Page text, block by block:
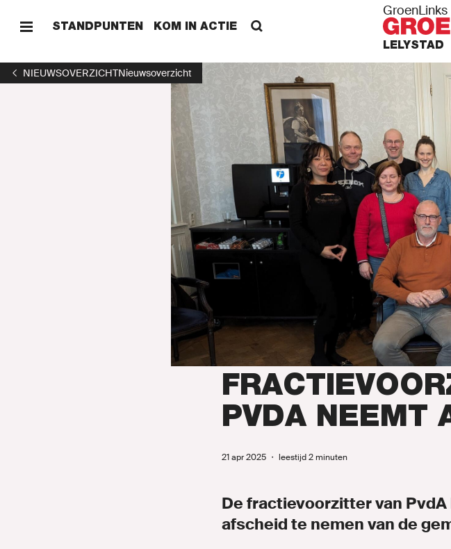
STANDPUNTEN KOM IN ACTIE
GroenLinks
LELYSTAD
NIEUWSOVERZICHTNieuwsoverzicht
PVDA NEEMT
21 apr 2025 ・ leestijd 2 minuten
De fractievoorzitter van
afscheid te nemen van de
HOME
NIEUWS
ONZE AFDELING
ONZE MENSEN
Doe mee!
Agenda
MIJN GROENLINKS